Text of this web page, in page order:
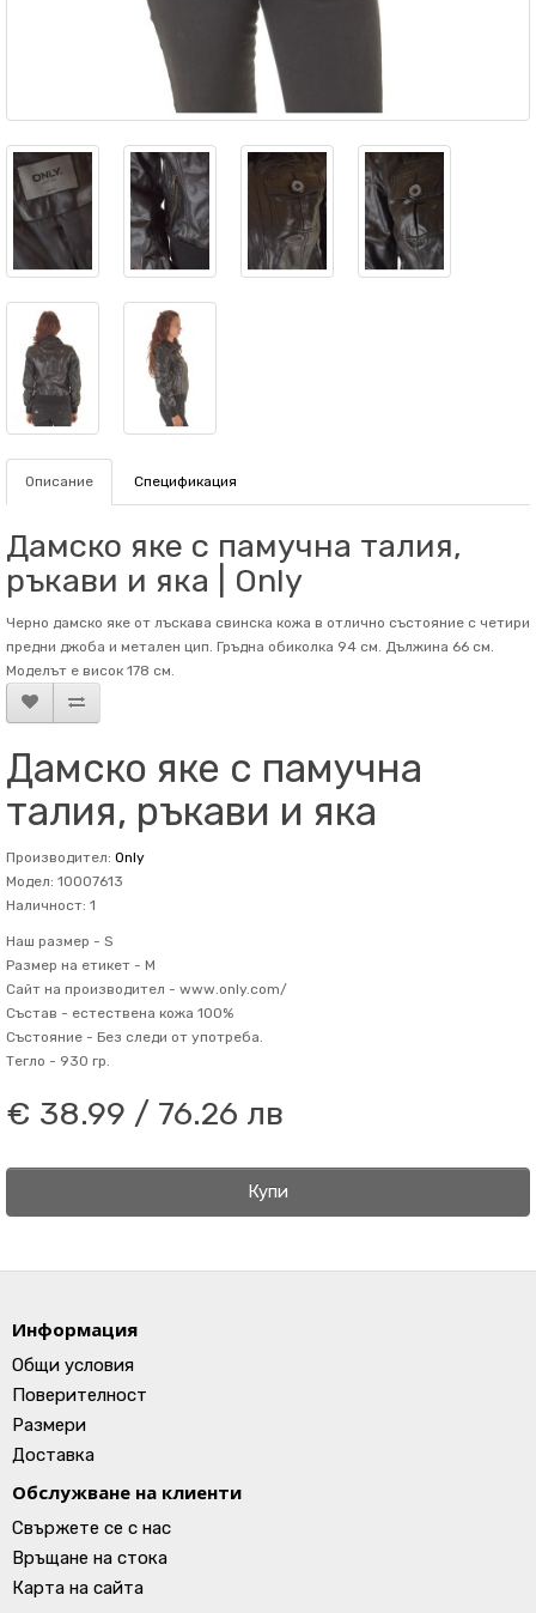
Описание Спецификация
Дамско яке с памучна талия,
ръкави и яка | Only
Черно дамско яке от лъскава свинска кожа в отлично състояние с четири
предни джоба и метален цип. Гръдна обиколка 94 см. Дължина 66 см.
Mоделът е висок 178 см.
Дамско яке с памучна
талия, ръкави и яка
Производител: Only
Модел: 10007613
Наличност: 1
Наш размер - S
Размер на етикет - M
Сайт на производител - www.only.com/
Състав - естествена кожа 100%
Състояние - Без следи от употреба.
Тегло - 930 гр.
€ 38.99 / 76.26 лв
Купи
Информация
Общи условия
Поверителност
Размери
Доставка
Обслужване на клиенти
Свържете се с нас
Връщане на стока
Карта на сайта